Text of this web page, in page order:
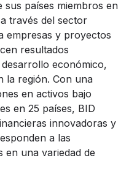
países miembros en
través del sector
empresas y proyectos
resultados
económico,
la región. Con una
en activos bajo
en 25 países, BID
innovadoras y
a las
en una variedad de